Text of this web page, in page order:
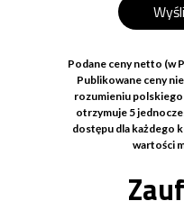
Podane ceny netto (w
Publikowane ceny
rozumieniu polskiego
otrzymuje 5
dostępu dla każdego
wartości